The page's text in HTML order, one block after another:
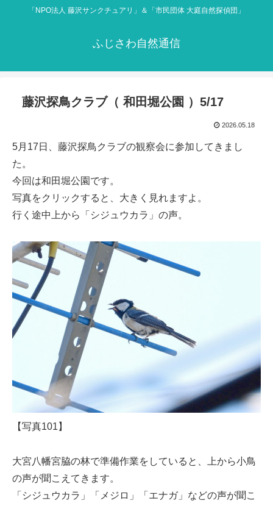
「NPO法人 藤沢サンクチュアリ」＆「市民団体 大庭自然探偵団」
ふじさわ自然通信
藤沢探鳥クラブ（ 和田堀公園 ）5/17
2026.05.18
5月17日、藤沢探鳥クラブの観察会に参加してきまし
た。
今回は和田堀公園です。
写真をクリックすると、大きく見れますよ。
行く途中上から「シジュウカラ」の声。
【写真101】
大宮八幡宮脇の林で準備作業をしていると、上から小鳥
の声が聞こえてきます。
「シジュウカラ」「メジロ」「エナガ」などの声が聞こ